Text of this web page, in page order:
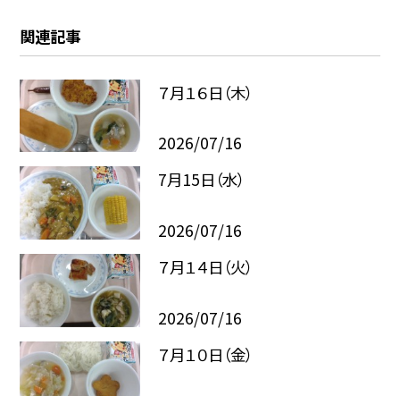
関連記事
７月１６日（木）
2026/07/16
7月15日（水）
2026/07/16
７月１４日（火）
2026/07/16
７月１０日（金）